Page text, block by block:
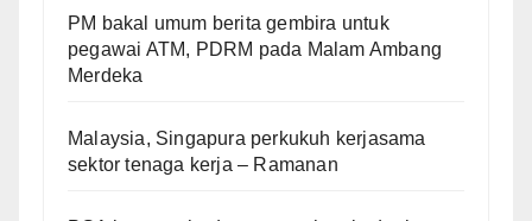
PM bakal umum berita gembira untuk
pegawai ATM, PDRM pada Malam Ambang
Merdeka
Malaysia, Singapura perkukuh kerjasama
sektor tenaga kerja – Ramanan